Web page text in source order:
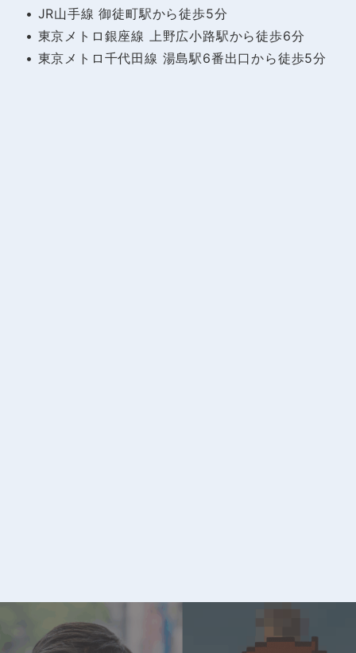
• JR山手線 御徒町駅から徒歩5分
• 東京メトロ銀座線 上野広小路駅から徒歩6分
• 東京メトロ千代田線 湯島駅6番出口から徒歩5分